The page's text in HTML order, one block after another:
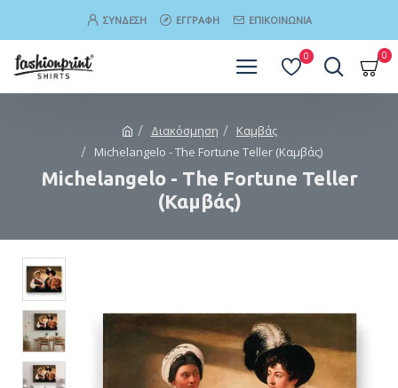
ΣΎΝΔΕΣΗ ΕΓΓΡΑΦΉ ΕΠΙΚΟΙΝΩΝΊΑ
0 0
Διακόσµηση
Καµβάς
Michelangelo - The Fortune Teller (Καμβάς)
Michelangelo - The Fortune Teller
(Καμβάς)